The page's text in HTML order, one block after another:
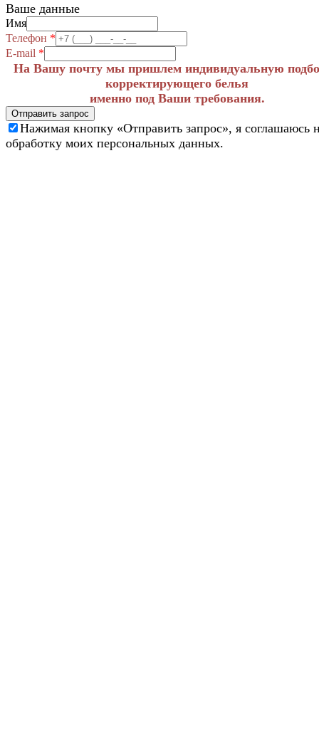
Ваше данные
Имя
Телефон *
E-mail *
На Вашу почту мы пришлем индивидуальную
корректирующего белья
именно под Ваши требования.
Отправить запрос
Нажимая кнопку «Отправить запрос», я соглашаюсь
обработку моих персональных данных.